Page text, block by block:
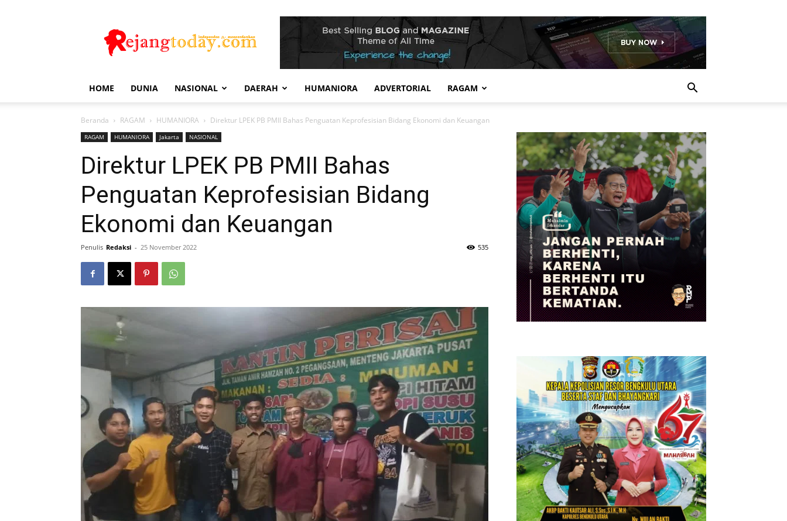
Today
HOME DUNIA NASIONAL DAERAH HUMANIORA ADVERTORIAL RAGAM
Beranda RAGAM HUMANIORA Direktur LPEK PB PMII Bahas Penguatan Keprofesisian Bidang Ekonomi dan Keuangan
RAGAM HUMANIORA Jakarta NASIONAL
Direktur LPEK PB PMII Bahas
Penguatan Keprofesisian Bidang
Ekonomi dan Keuangan
Penulis Redaksi - 25 November 2022 535